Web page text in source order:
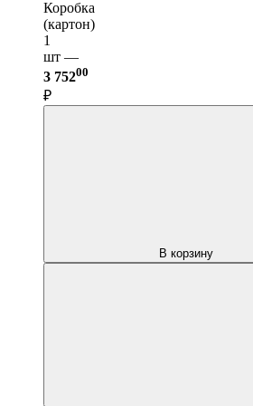
Коробка
(картон)
1
шт —
3 75200
₽
В корзину